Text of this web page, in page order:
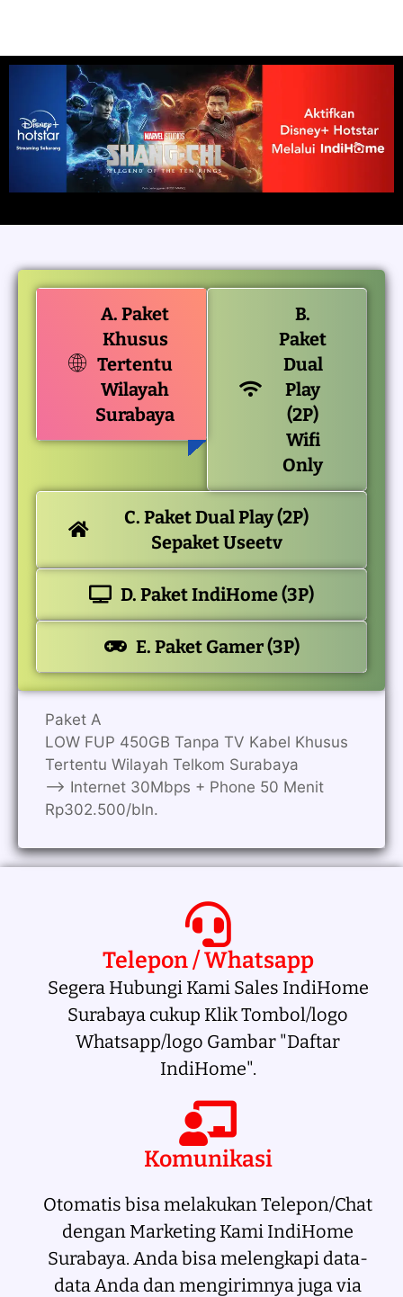
A. Paket
Khusus
Tertentu
Wilayah
Surabaya
B.
Paket
Dual
Play
(2P)
Wifi
Only
C. Paket Dual Play (2P)
Sepaket Useetv
D. Paket IndiHome (3P)
E. Paket Gamer (3P)
Paket A
LOW FUP 450GB Tanpa TV Kabel Khusus
Tertentu Wilayah Telkom Surabaya
—> Internet 30Mbps + Phone 50 Menit
Rp302.500/bln.
Telepon / Whatsapp
Segera Hubungi Kami Sales IndiHome
Surabaya cukup Klik Tombol/logo
Whatsapp/logo Gambar "Daftar
IndiHome".
Komunikasi
Otomatis bisa melakukan Telepon/Chat
dengan Marketing Kami IndiHome
Surabaya. Anda bisa melengkapi data-
data Anda dan mengirimnya juga via